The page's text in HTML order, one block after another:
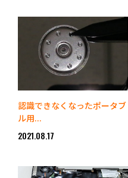
認識できなくなったポータブ
ル用...
2021.08.17